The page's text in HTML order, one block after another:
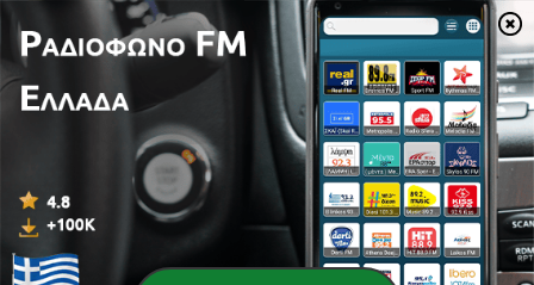
Slow Piano for Sleep -
Music for Sleep,
Meditation and Relaxation
ETCH RADIO [Techno,
Tech House, House
Music]